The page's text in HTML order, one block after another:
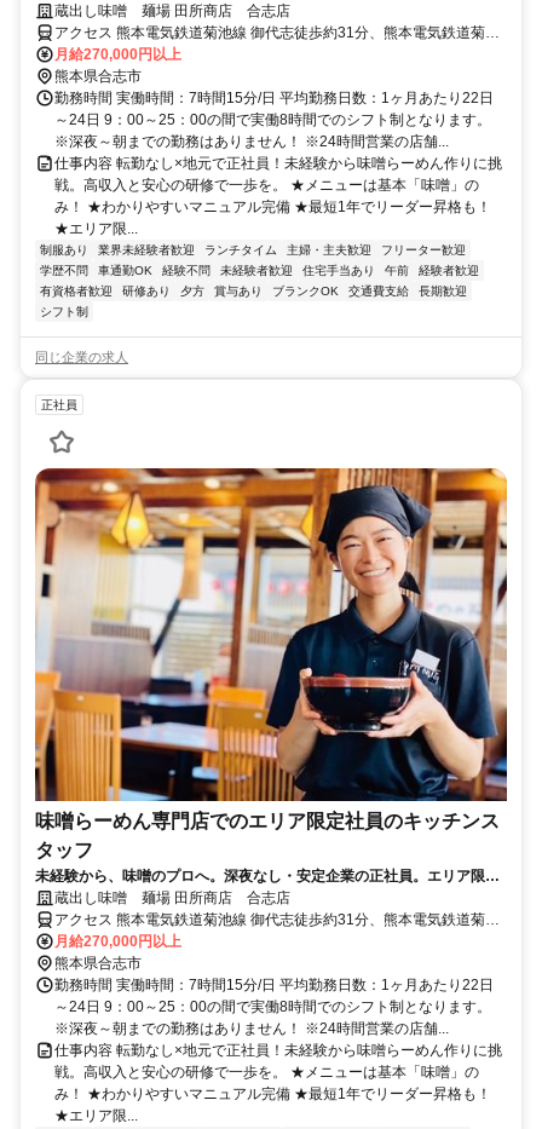
社員だから転勤ほぼなし◎地元で働きたい方にピッタリ！
蔵出し味噌 麺場 田所商店 合志店
アクセス 熊本電気鉄道菊池線 御代志徒歩約31分、熊本電気鉄道菊池
線 再春医療センター前徒歩約34分、熊本電気鉄道菊池線 熊本高専前
徒歩約39分 御代志駅よりバス12分
月給270,000円以上
熊本県合志市
勤務時間 実働時間：7時間15分/日 平均勤務日数：1ヶ月あたり22日
～24日 9：00～25：00の間で実働8時間でのシフト制となります。
※深夜～朝までの勤務はありません！ ※24時間営業の店舗...
仕事内容 転勤なし×地元で正社員！未経験から味噌らーめん作りに挑
戦。高収入と安心の研修で一歩を。 ★メニューは基本「味噌」の
み！ ★わかりやすいマニュアル完備 ★最短1年でリーダー昇格も！
★エリア限...
制服あり 業界未経験者歓迎 ランチタイム 主婦・主夫歓迎
フリーター歓迎
学歴不問
車通勤OK 経験不問 未経験者歓迎 住宅手当あり 午前
経験者歓迎
有資格者歓迎
研修あり 夕方 賞与あり ブランクOK 交通費支給
長期歓迎
シフト制
同じ企業の求人
正社員
味噌らーめん専門店でのエリア限定社員のキッチンス
タッフ
未経験から、味噌のプロへ。深夜なし・安定企業の正社員。エリア限定
社員だから転勤ほぼなし◎地元で働きたい方にピッタリ！
蔵出し味噌 麺場 田所商店 合志店
アクセス 熊本電気鉄道菊池線 御代志徒歩約31分、熊本電気鉄道菊池
線 再春医療センター前徒歩約34分、熊本電気鉄道菊池線 熊本高専前
徒歩約39分 御代志駅よりバス12分
月給270,000円以上
熊本県合志市
勤務時間 実働時間：7時間15分/日 平均勤務日数：1ヶ月あたり22日
～24日 9：00～25：00の間で実働8時間でのシフト制となります。
※深夜～朝までの勤務はありません！ ※24時間営業の店舗...
仕事内容 転勤なし×地元で正社員！未経験から味噌らーめん作りに挑
戦。高収入と安心の研修で一歩を。 ★メニューは基本「味噌」の
み！ ★わかりやすいマニュアル完備 ★最短1年でリーダー昇格も！
★エリア限...